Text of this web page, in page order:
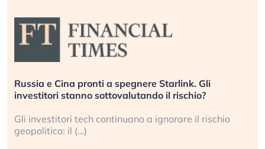
Russia e Cina pronti a spegnere Starlink. Gli
investitori stanno sottovalutando il rischio?
Gli investitori tech continuano a ignorare il rischio
geopolitico: il (…)